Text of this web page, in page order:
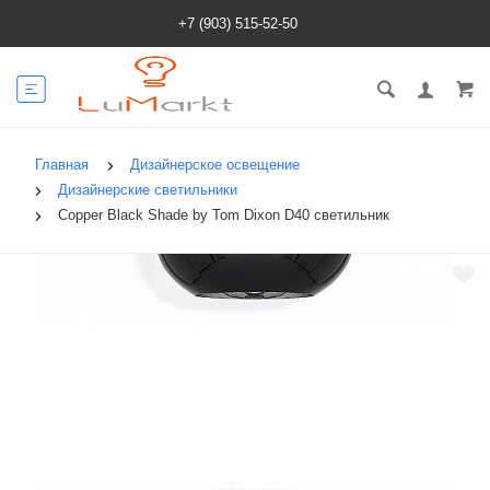
+7 (903) 515-52-50
Главная
Дизайнерское освещение
Дизайнерские светильники
Copper Black Shade by Tom Dixon D40 светильник